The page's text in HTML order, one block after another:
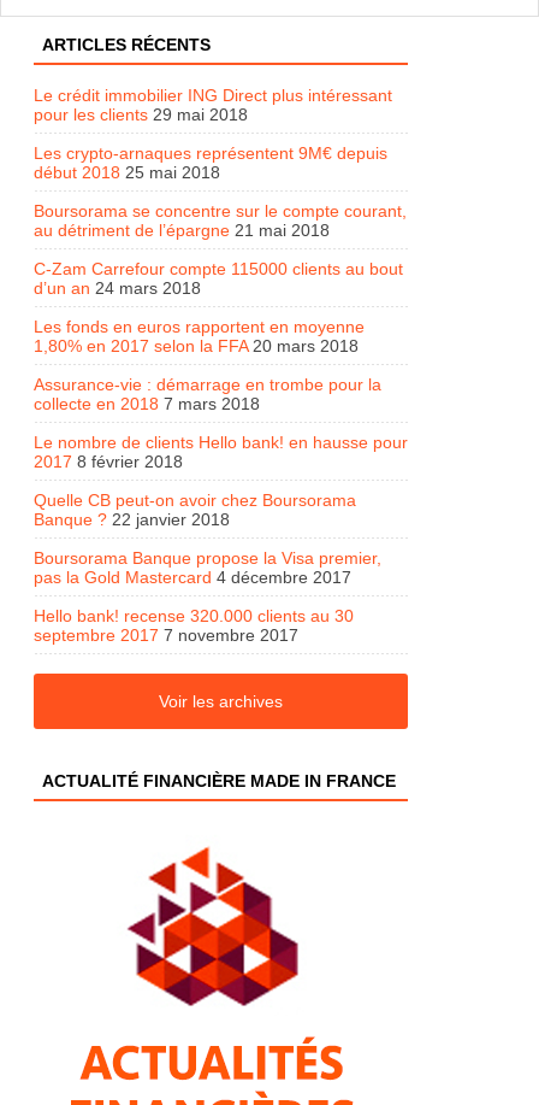
ARTICLES RÉCENTS
Le crédit immobilier ING Direct plus intéressant
pour les clients 29 mai 2018
Les crypto-arnaques représentent 9M€ depuis
début 2018 25 mai 2018
Boursorama se concentre sur le compte courant,
au détriment de l’épargne 21 mai 2018
C-Zam Carrefour compte 115000 clients au bout
d’un an 24 mars 2018
Les fonds en euros rapportent en moyenne
1,80% en 2017 selon la FFA 20 mars 2018
Assurance-vie : démarrage en trombe pour la
collecte en 2018 7 mars 2018
Le nombre de clients Hello bank! en hausse pour
2017 8 février 2018
Quelle CB peut-on avoir chez Boursorama
Banque ? 22 janvier 2018
Boursorama Banque propose la Visa premier,
pas la Gold Mastercard 4 décembre 2017
Hello bank! recense 320.000 clients au 30
septembre 2017 7 novembre 2017
Voir les archives
ACTUALITÉ FINANCIÈRE MADE IN FRANCE